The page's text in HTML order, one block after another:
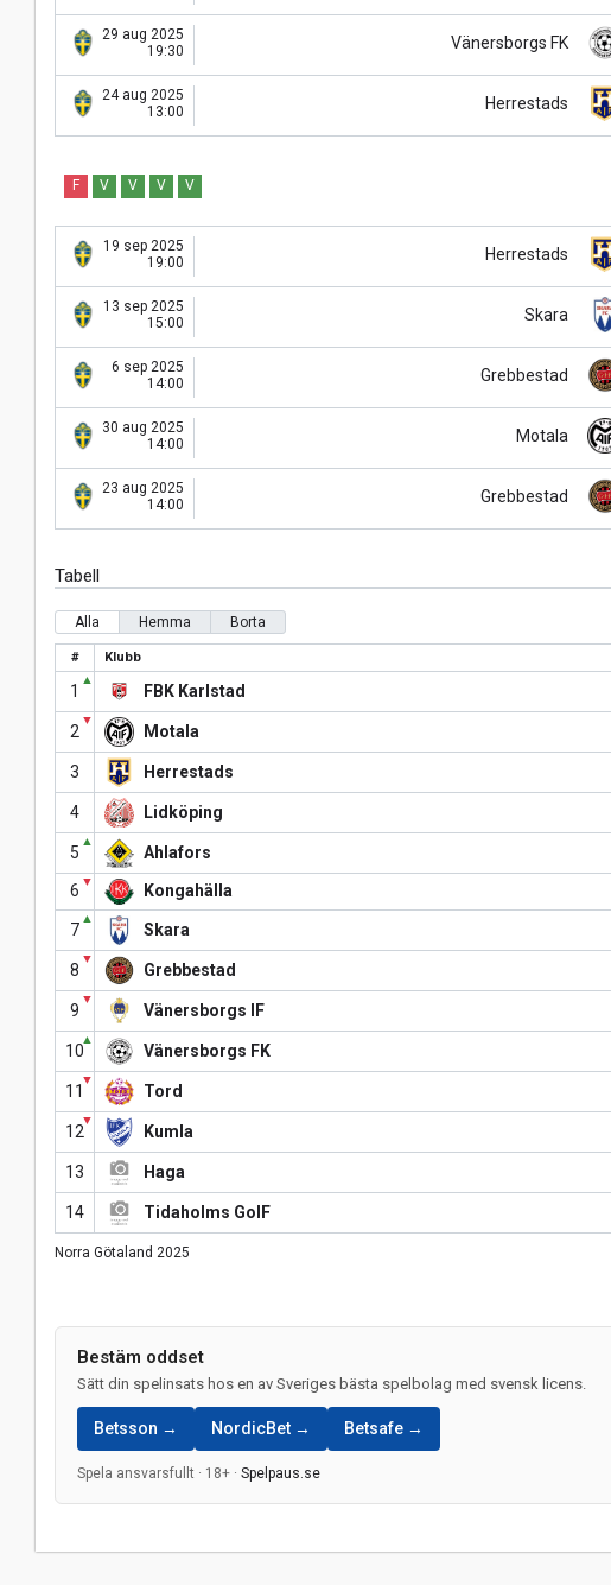
29 aug 2025
19:30
Vänersborgs FK
24 aug 2025
13:00
Herrestads
F V V V V
19 sep 2025
19:00
Herrestads
13 sep 2025
15:00
Skara
6 sep 2025
14:00
Grebbestad
30 aug 2025
14:00
Motala
23 aug 2025
14:00
Grebbestad
Tabell
Alla Hemma Borta
# Klubb
1
▲
FBK Karlstad
2
▼
Motala
3 Herrestads
4 Lidköping
5
▲
Ahlafors
6 ▼ Kongahälla
7
▲
Skara
8
▼
Grebbestad
9
▼
Vänersborgs IF
10
▲
Vänersborgs FK
11
▼
Tord
12
▼
Kumla
13 Haga
14 Tidaholms GoIF
Norra Götaland 2025
Bestäm oddset
Sätt din spelinsats hos en av Sveriges bästa spelbolag med svensk licens.
Betsson → NordicBet → Betsafe →
Spela ansvarsfullt · 18+ · Spelpaus.se